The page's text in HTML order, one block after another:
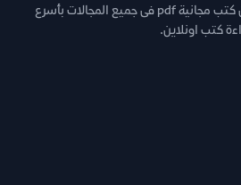
والروايات والقصص وغيرها من كتب مجانية pdf فى جميع المجالات بأسرع
كتب اونلاين.